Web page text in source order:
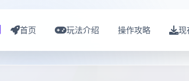
首页 玩法介绍 操作攻略 现